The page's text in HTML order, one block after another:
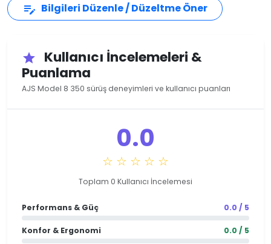
edit_note Bilgileri Düzenle / Düzeltme Öner
star
Kullanıcı İncelemeleri &
Puanlama
AJS Model 8 350 sürüş deneyimleri ve kullanıcı puanları
0.0
☆ ☆ ☆ ☆ ☆
Toplam 0 Kullanıcı İncelemesi
Performans & Güç 0.0 / 5
Konfor & Ergonomi 0.0 / 5